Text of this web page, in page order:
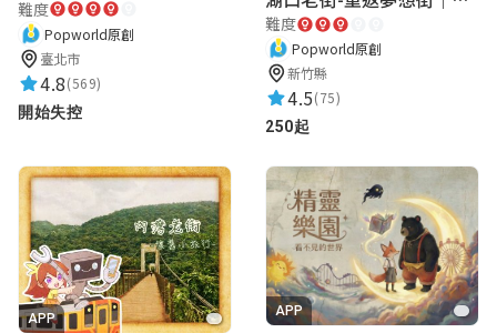
難度
Popworld原創
臺北市
4.8(569)
開始失控
難度
Popworld原創
新竹縣
4.5(75)
250起
APP
APP